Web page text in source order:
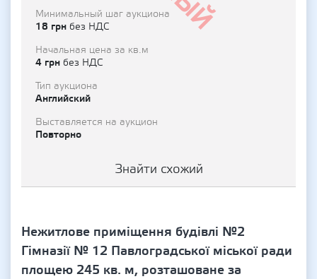
Минимальный шаг аукциона
18 грн без НДС
Начальная цена за кв.м
4 грн без НДС
Тип аукциона
Английский
Выставляется на аукцион
Повторно
Знайти схожий
Нежитлове приміщення будівлі №2
Гімназії № 12 Павлоградської міської ради
площею 245 кв. м, розташоване за